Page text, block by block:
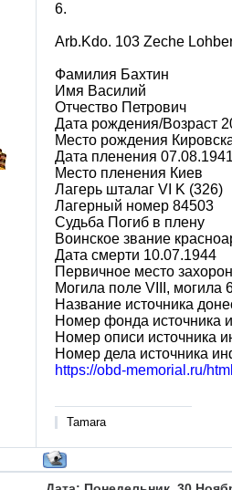
6.
Arb.Kdo. 103 Zeche
Фамилия Бахтин
Имя Василий
Отчество Петрович
Дата рождения/Возраст
Место рождения
Дата пленения 07.08.1941
Место пленения Киев
Лагерь шталаг VI K (326)
Лагерный номер 84503
Судьба Погиб в плену
Воинское звание
Дата смерти 10.07.1944
Первичное место
Могила поле VIII, могила
Название источника
Номер фонда источника
Номер описи источника
Номер дела источника
https://obd-memorial.ru/
Tamara